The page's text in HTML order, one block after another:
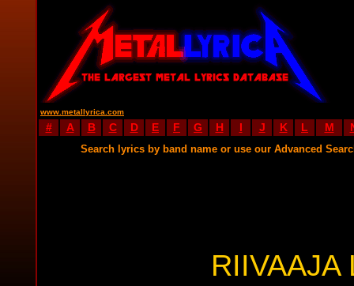
www.metallyrica.com
# A B C D E F G H I J K L M
Search lyrics by band name or use our Advanced
RIIVAAJA